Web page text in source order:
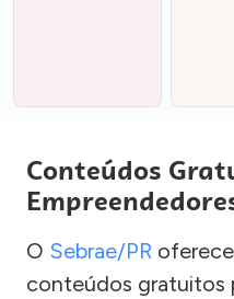
Conteúdos
O Sebrae/PR
conteúdos gratuitos